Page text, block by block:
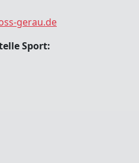
gerau.de
Sport: